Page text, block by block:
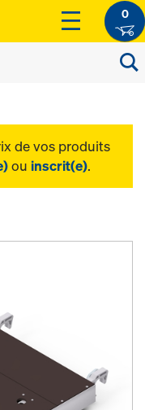
0
de vos produits
ou inscrit(e).